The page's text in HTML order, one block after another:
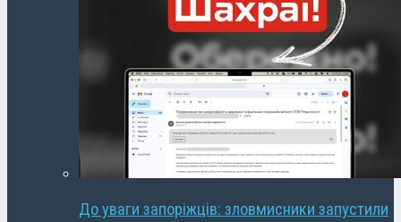
До уваги запоріжців: зловмисники запустили